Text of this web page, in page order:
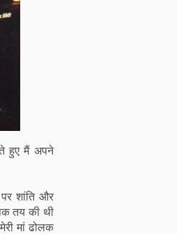
हुए मैं अपने
शांति और
तय की थी
मां ढोलक